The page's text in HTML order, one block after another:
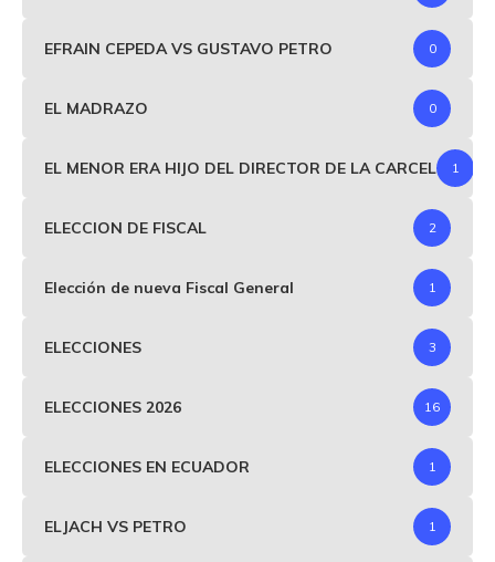
EFRAIN CEPEDA VS GUSTAVO PETRO 0
EL MADRAZO 0
EL MENOR ERA HIJO DEL DIRECTOR DE LA CARCEL 1
ELECCION DE FISCAL 2
Elección de nueva Fiscal General 1
ELECCIONES 3
ELECCIONES 2026 16
ELECCIONES EN ECUADOR 1
ELJACH VS PETRO 1